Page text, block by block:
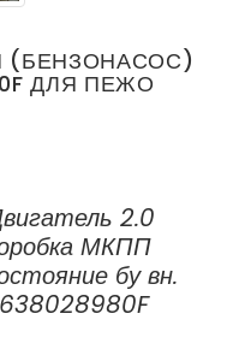
(БЕНЗОНАСОС)
ДЛЯ ПЕЖО
2.0
МКПП
бу вн.